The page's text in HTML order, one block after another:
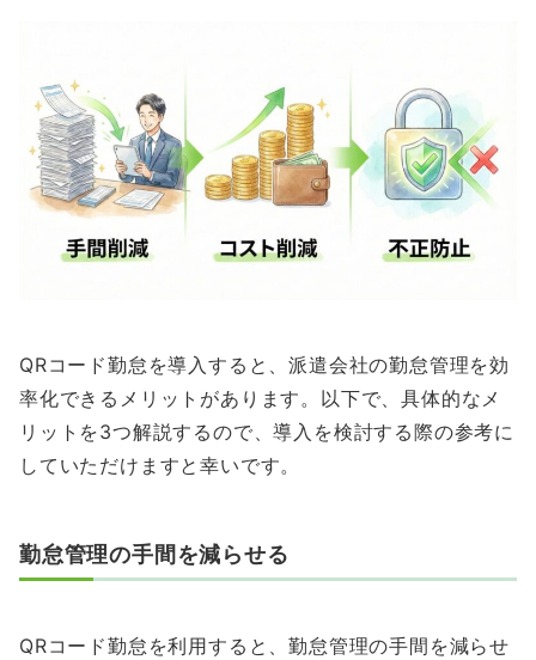
QRコード勤怠を導入すると、派遣会社の勤怠管理を効
率化できるメリットがあります。以下で、具体的なメ
リットを3つ解説するので、導入を検討する際の参考に
していただけますと幸いです。
勤怠管理の手間を減らせる
QRコード勤怠を利用すると、勤怠管理の手間を減らせ